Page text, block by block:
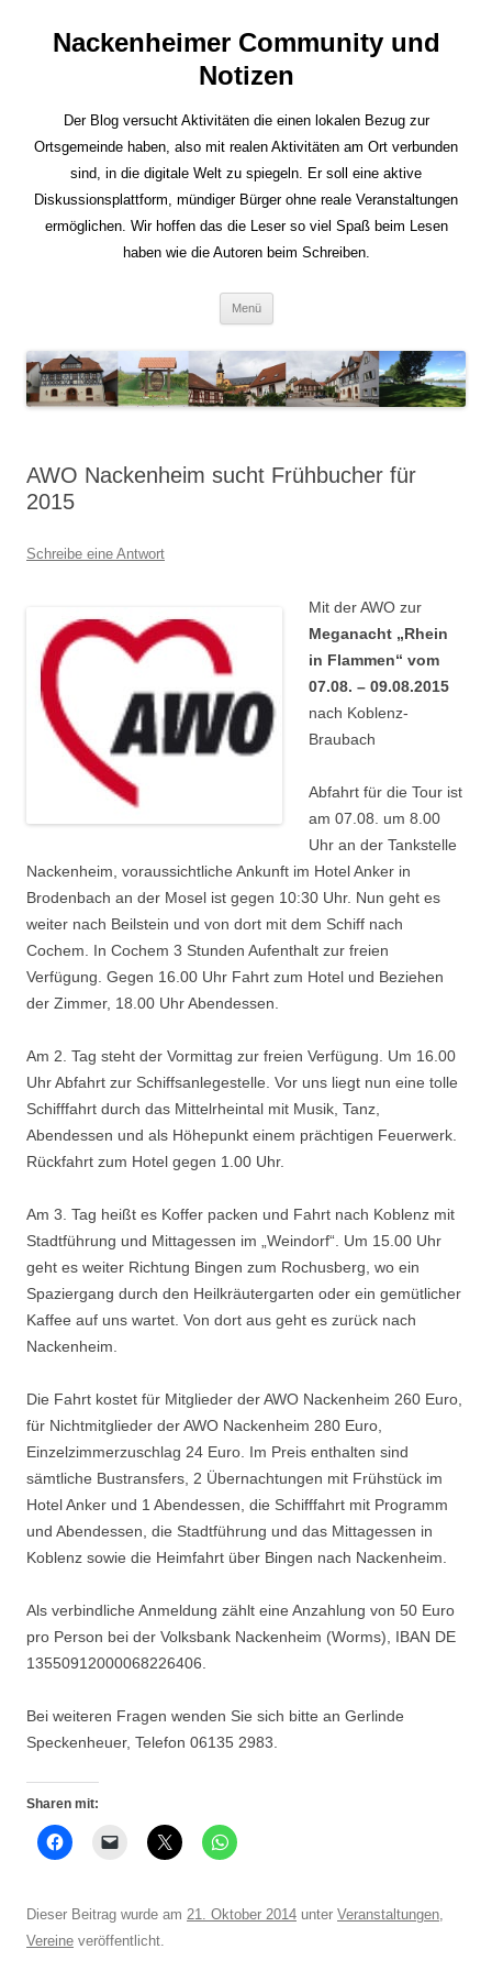
Nackenheimer Community und
Notizen
Der Blog versucht Aktivitäten die einen lokalen Bezug zur
Ortsgemeinde haben, also mit realen Aktivitäten am Ort verbunden
sind, in die digitale Welt zu spiegeln. Er soll eine aktive
Diskussionsplattform, mündiger Bürger ohne reale Veranstaltungen
ermöglichen. Wir hoffen das die Leser so viel Spaß beim Lesen
haben wie die Autoren beim Schreiben.
Menü
AWO Nackenheim sucht Frühbucher für
2015
Schreibe eine Antwort
Mit der AWO zur
Meganacht „Rhein
in Flammen“ vom
07.08. – 09.08.2015
nach Koblenz-
Braubach
Abfahrt für die Tour ist
am 07.08. um 8.00
Uhr an der Tankstelle
Nackenheim, voraussichtliche Ankunft im Hotel Anker in
Brodenbach an der Mosel ist gegen 10:30 Uhr. Nun geht es
weiter nach Beilstein und von dort mit dem Schiff nach
Cochem. In Cochem 3 Stunden Aufenthalt zur freien
Verfügung. Gegen 16.00 Uhr Fahrt zum Hotel und Beziehen
der Zimmer, 18.00 Uhr Abendessen.
Am 2. Tag steht der Vormittag zur freien Verfügung. Um 16.00
Uhr Abfahrt zur Schiffsanlegestelle. Vor uns liegt nun eine tolle
Schifffahrt durch das Mittelrheintal mit Musik, Tanz,
Abendessen und als Höhepunkt einem prächtigen Feuerwerk.
Rückfahrt zum Hotel gegen 1.00 Uhr.
Am 3. Tag heißt es Koffer packen und Fahrt nach Koblenz mit
Stadtführung und Mittagessen im „Weindorf“. Um 15.00 Uhr
geht es weiter Richtung Bingen zum Rochusberg, wo ein
Spaziergang durch den Heilkräutergarten oder ein gemütlicher
Kaffee auf uns wartet. Von dort aus geht es zurück nach
Nackenheim.
Die Fahrt kostet für Mitglieder der AWO Nackenheim 260 Euro,
für Nichtmitglieder der AWO Nackenheim 280 Euro,
Einzelzimmerzuschlag 24 Euro. Im Preis enthalten sind
sämtliche Bustransfers, 2 Übernachtungen mit Frühstück im
Hotel Anker und 1 Abendessen, die Schifffahrt mit Programm
und Abendessen, die Stadtführung und das Mittagessen in
Koblenz sowie die Heimfahrt über Bingen nach Nackenheim.
Als verbindliche Anmeldung zählt eine Anzahlung von 50 Euro
pro Person bei der Volksbank Nackenheim (Worms), IBAN DE
13550912000068226406.
Bei weiteren Fragen wenden Sie sich bitte an Gerlinde
Speckenheuer, Telefon 06135 2983.
Sharen mit:
Dieser Beitrag wurde am 21. Oktober 2014 unter Veranstaltungen,
Vereine veröffentlicht.